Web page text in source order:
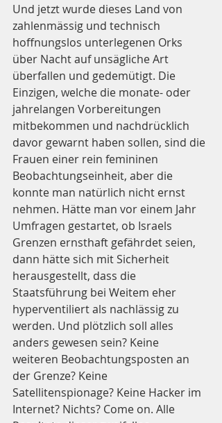
Und jetzt wurde dieses Land von
zahlenmässig und technisch
hoffnungslos unterlegenen Orks
über Nacht auf unsägliche Art
überfallen und gedemütigt. Die
Einzigen, welche die monate- oder
jahrelangen Vorbereitungen
mitbekommen und nachdrücklich
davor gewarnt haben sollen, sind die
Frauen einer rein femininen
Beobachtungseinheit, aber die
konnte man natürlich nicht ernst
nehmen. Hätte man vor einem Jahr
Umfragen gestartet, ob Israels
Grenzen ernsthaft gefährdet seien,
dann hätte sich mit Sicherheit
herausgestellt, dass die
Staatsführung bei Weitem eher
hyperventiliert als nachlässig zu
werden. Und plötzlich soll alles
anders gewesen sein? Keine
weiteren Beobachtungsposten an
der Grenze? Keine
Satellitenspionage? Keine Hacker im
Internet? Nichts? Come on. Alle